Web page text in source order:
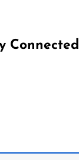
Connected